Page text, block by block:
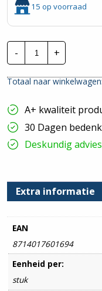
15 op voorraad
-
Canalit
Systeem25
|
(16mm)
25x13
|
Zwart
hoeveelheid
+
Totaal naar
A+ kwaliteit
30 Dagen
Deskundig
Extra informatie
EAN
8714017601694
Eenheid per:
stuk